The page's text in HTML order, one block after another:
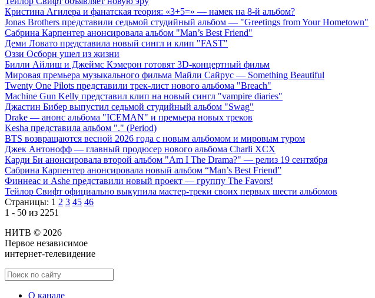
Кристина Агилера и фанатская теория: «3+5=» — намек на 8-й альбом?
Jonas Brothers представили седьмой студийный альбом — "Greetings from Your Hometown"
Сабрина Карпентер анонсировала альбом "Man’s Best Friend"
Деми Ловато представила новый сингл и клип "FAST"
Оззи Осборн ушел из жизни
Билли Айлиш и Джеймс Кэмерон готовят 3D-концертный фильм
Мировая премьера музыкального фильма Майли Сайрус — Something Beautiful
Twenty One Pilots представили трек-лист нового альбома "Breach"
Machine Gun Kelly представил клип на новый сингл "vampire diaries"
Джастин Бибер выпустил седьмой студийный альбом "Swag"
Drake — анонс альбома "ICEMAN" и премьера новых треков
Kesha представила альбом "." (Period)
BTS возвращаются весной 2026 года с новым альбомом и мировым туром
Джек Антонофф — главный продюсер нового альбома Charli XCX
Карди Би анонсировала второй альбом "Am I The Drama?" — релиз 19 сентября
Сабрина Карпентер анонсировала новый альбом “Man’s Best Friend”
Финнеас и Ashe представили новый проект — группу The Favors!
Тейлор Свифт официально выкупила мастер-треки своих первых шести альбомов
Страницы: 1 2 3 45 46
1 - 50 из 2251
НИТВ © 2026
Первое независимое
интернет-телевидение
О канале